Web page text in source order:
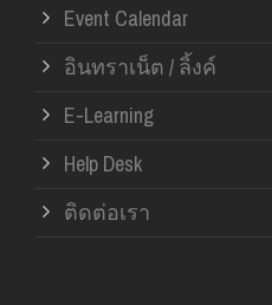
Event Calendar
อินทราเน็ต / ลิ้งค์
E-Learning
Help Desk
ติดต่อเรา